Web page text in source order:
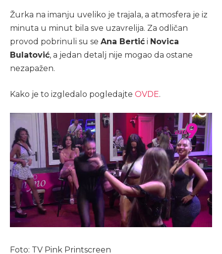
Žurka na imanju uveliko je trajala, a atmosfera je iz
minuta u minut bila sve uzavrelija. Za odličan
provod pobrinuli su se Ana Bertić i Novica
Bulatović, a jedan detalj nije mogao da ostane
nezapažen.
Kako je to izgledalo pogledajte OVDE.
Foto: TV Pink Printscreen